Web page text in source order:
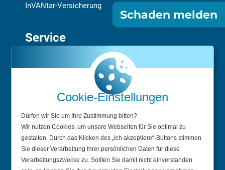
InVANtar-Versicherung
Service
Rückrufservice
Wir sind BiPRO-Mitglied
Vertrag widerrufen
Schaden melden
Cookie-Einstellungen
Dürfen wir Sie um Ihre Zustimmung bitten?
Wir nutzen Cookies, um unsere Webseiten für Sie optimal zu
gestalten. Durch das Klicken des „Ich akzeptiere“-Buttons stimmen
Sie dieser Verarbeitung Ihrer persönlichen Daten für diese
Verarbeitungszwecke zu. Sollten Sie damit nicht einverstanden